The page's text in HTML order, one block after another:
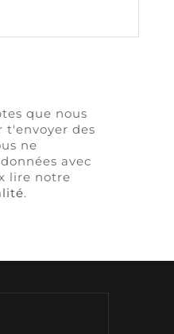
que nous
t'envoyer des
ne
avec
lire notre
.